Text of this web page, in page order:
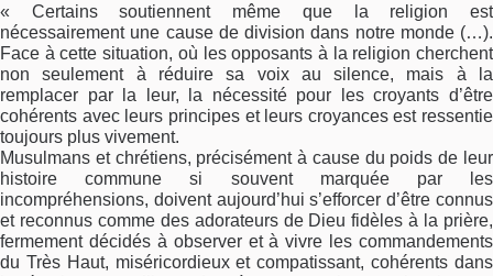
« Certains soutiennent même que la religion est
nécessairement une cause de division dans notre monde (…).
Face à cette situation, où les opposants à la religion cherchent
non seulement à réduire sa voix au silence, mais à la
remplacer par la leur, la nécessité pour les croyants d’être
cohérents avec leurs principes et leurs croyances est ressentie
toujours plus vivement.
Musulmans et chrétiens, précisément à cause du poids de leur
histoire commune si souvent marquée par les
incompréhensions, doivent aujourd’hui s’efforcer d’être connus
et reconnus comme des adorateurs de Dieu fidèles à la prière,
fermement décidés à observer et à vivre les commandements
du Très Haut, miséricordieux et compatissant, cohérents dans